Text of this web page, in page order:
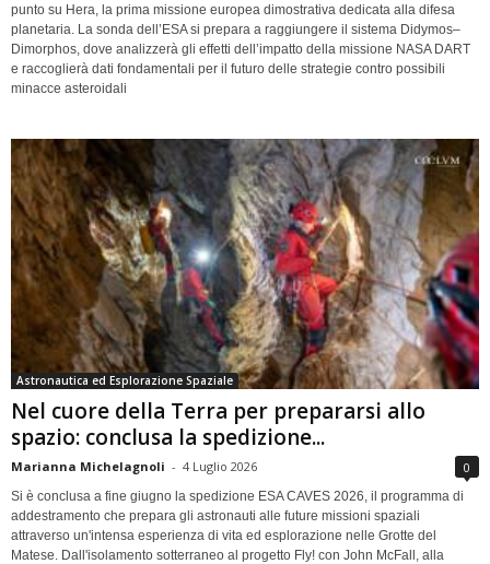
punto su Hera, la prima missione europea dimostrativa dedicata alla difesa
planetaria. La sonda dell’ESA si prepara a raggiungere il sistema Didymos–
Dimorphos, dove analizzerà gli effetti dell’impatto della missione NASA DART
e raccoglierà dati fondamentali per il futuro delle strategie contro possibili
minacce asteroidali
Astronautica ed Esplorazione Spaziale
Nel cuore della Terra per prepararsi allo
spazio: conclusa la spedizione...
Marianna Michelagnoli - 4 Luglio 2026 0
Si è conclusa a fine giugno la spedizione ESA CAVES 2026, il programma di
addestramento che prepara gli astronauti alle future missioni spaziali
attraverso un'intensa esperienza di vita ed esplorazione nelle Grotte del
Matese. Dall'isolamento sotterraneo al progetto Fly! con John McFall, alla